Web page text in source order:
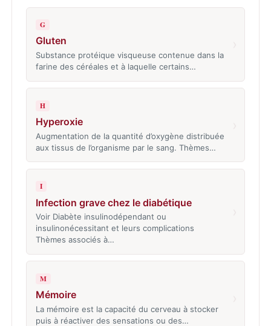
G
Gluten
Substance protéique visqueuse contenue dans la
farine des céréales et à laquelle certains…
H
Hyperoxie
Augmentation de la quantité d’oxygène distribuée
aux tissus de l’organisme par le sang. Thèmes…
I
Infection grave chez le diabétique
Voir Diabète insulinodépendant ou
insulinonécessitant et leurs complications
Thèmes associés à…
M
Mémoire
La mémoire est la capacité du cerveau à stocker
puis à réactiver des sensations ou des…